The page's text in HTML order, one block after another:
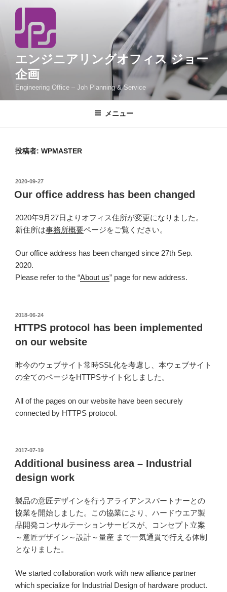
ッ
エンジニアリングオフィス ジョー
企画
Engineering Office – Joh Planning & Service
メニュー
投稿者: WPMASTER
投
稿
日:
2020-09-27
Our office address has been changed
2020年9月27日よりオフィス住所が変更になりました。
新住所は事務所概要ページをご覧ください。
Our office address has been changed since 27th Sep.
2020.
Please refer to the “About us” page for new address.
投
稿
日:
2018-06-24
HTTPS protocol has been implemented
on our website
昨今のウェブサイト常時SSL化を考慮し、本ウェブサイト
の全てのページをHTTPSサイト化しました。
All of the pages on our website have been securely
connected by HTTPS protocol.
投
稿
日:
2017-07-19
Additional business area – Industrial
design work
製品の意匠デザインを行うアライアンスパートナーとの
協業を開始しました。この協業により、ハードウエア製
品開発コンサルテーションサービスが、コンセプト立案
～意匠デザイン～設計～量産 まで一気通貫で行える体制
となりました。
We started collaboration work with new alliance partner
which specialize for Industrial Design of hardware product.